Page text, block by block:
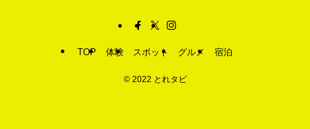
TOP 体験 スポット グルメ 宿泊
©2022 とれタビ